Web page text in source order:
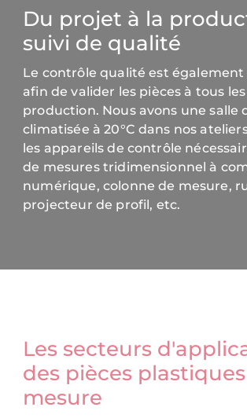
Du projet à la
suivi de qualité
Le contrôle qualité est
afin de valider les pièces à tous
production. Nous avons une salle
climatisée à 20°C dans nos
les appareils de contrôle
de mesures tridimensionnel à
numérique, colonne de mesure,
projecteur de profil, etc.
Les secteurs
des pièces
mesure